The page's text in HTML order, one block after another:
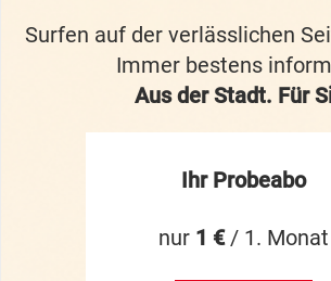
Surfen auf der verlässlichen
Immer bestens
Aus der Stadt. Für
Ihr Probeabo
nur 1 €/ 1. Monat